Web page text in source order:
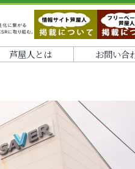
芦屋人とは お問い合